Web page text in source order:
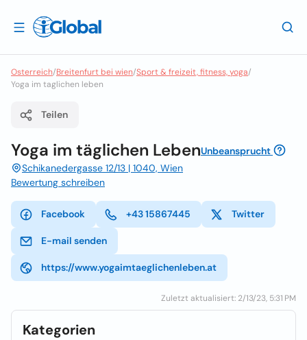
Osterreich/Breitenfurt bei wien/Sport & freizeit, fitness, yoga/
Yoga im taglichen leben
Teilen
Yoga im täglichen LebenUnbeansprucht
Schikanedergasse 12/13 | 1040, Wien
Bewertung schreiben
Facebook +43 15867445 Twitter
E-mail senden
https://www.yogaimtaeglichenleben.at
Zuletzt aktualisiert: 2/13/23, 5:31 PM
Kategorien